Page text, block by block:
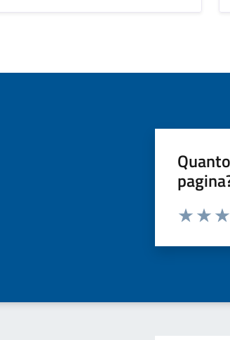
Valuta da 1